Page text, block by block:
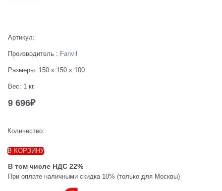
Артикул:
Производитель : Fanvil
Размеры: 150 x 150 x 100
Вес: 1 кг.
9 696₽
Количество:
В КОРЗИНУ
В том числе НДС 22%
При оплате наличными скидка 10% (только для Москвы)